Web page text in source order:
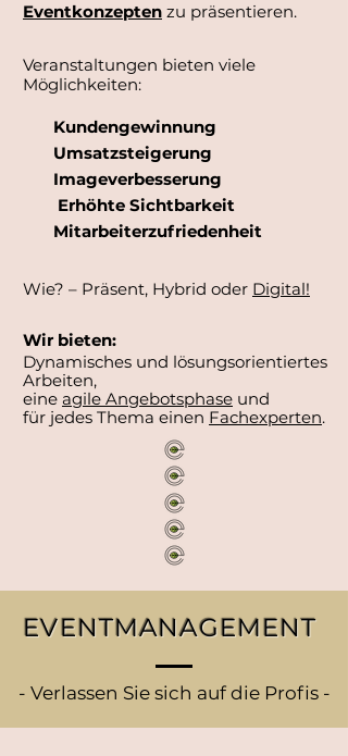
Eventkonzepten zu präsentieren.
Veranstaltungen bieten viele
Möglichkeiten:
Kundengewinnung
Umsatzsteigerung
Imageverbesserung
Erhöhte Sichtbarkeit
Mitarbeiterzufriedenheit
Wie? – Präsent, Hybrid oder Digital!
Wir bieten:
Dynamisches und lösungsorientiertes
Arbeiten,
eine agile Angebotsphase und
für jedes Thema einen Fachexperten.
EVENTMANAGEMENT
- Verlassen Sie sich auf die Profis -